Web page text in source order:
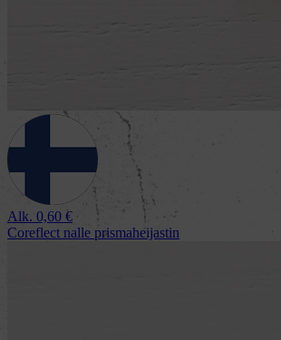
Alk. 0,60 €
Coreflect nalle prismaheijastin